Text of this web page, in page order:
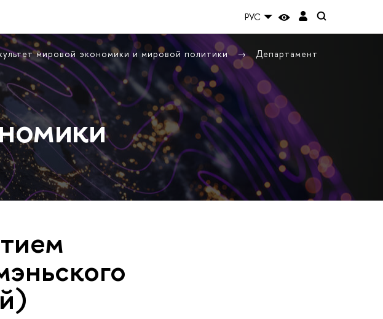
РУС
мировой экономики и мировой политики
Департамент